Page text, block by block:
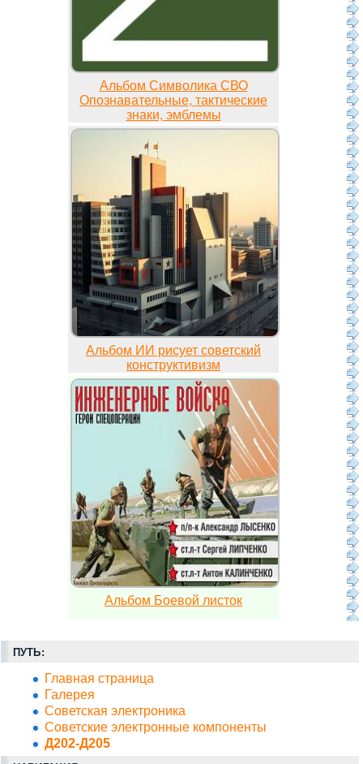
Альбом Символика СВО
Опознавательные, тактические
знаки, эмблемы
Альбом ИИ рисует советский
конструктивизм
Альбом Боевой листок
ПУТЬ:
Главная страница
Галерея
Советская электроника
Советские электронные компоненты
Д202-Д205